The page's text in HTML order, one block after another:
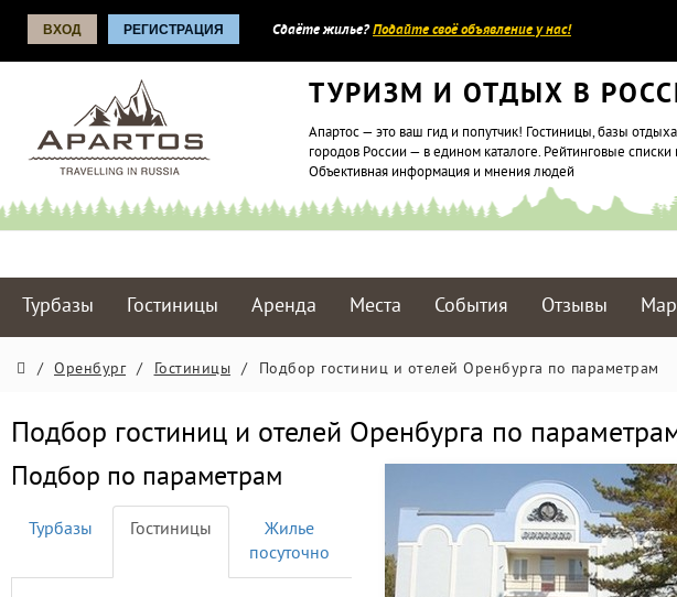
ВХОД РЕГИСТРАЦИЯ Сдаёте жилье?Подайте своё объявление у нас!
ТУРИЗМ И ОТДЫХ В
Апартос — это ваш гид и попутчик! Гостиницы, базы
городов России — в едином каталоге. Рейтинговые
Объективная информация и мнения людей
Турбазы Гостиницы Аренда Места События Отзывы
/ Оренбург / Гостиницы / Подбор гостиниц и отелей Оренбурга по параметрам
Подбор гостиниц и отелей Оренбурга по
Подбор по параметрам
Турбазы Гостиницы
Жилье
посуточно